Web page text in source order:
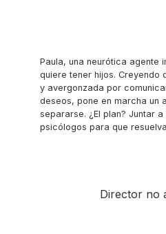
Paula, una neurótica agente
quiere tener hijos. Creyendo
y avergonzada por
deseos, pone en marcha un
separarse. ¿El plan? Juntar
psicólogos para que
Director no